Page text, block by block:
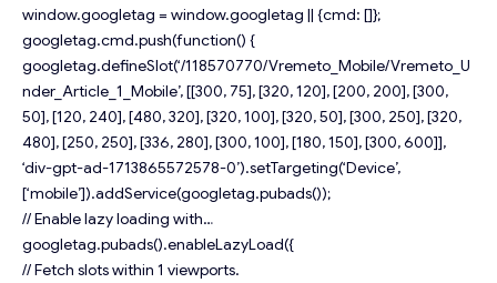
window.googletag = window.googletag || {cmd: []};
googletag.cmd.push(function() {
googletag.defineSlot(‘/118570770/Vremeto_Mobile/Vremeto_U
nder_Article_1_Mobile’, [[300, 75], [320, 120], [200, 200], [300,
50], [120, 240], [480, 320], [320, 100], [320, 50], [300, 250], [320,
480], [250, 250], [336, 280], [300, 100], [180, 150], [300, 600]],
‘div-gpt-ad-1713865572578-0’).setTargeting(‘Device’,
[‘mobile’]).addService(googletag.pubads());
// Enable lazy loading with…
googletag.pubads().enableLazyLoad({
// Fetch slots within 1 viewports.